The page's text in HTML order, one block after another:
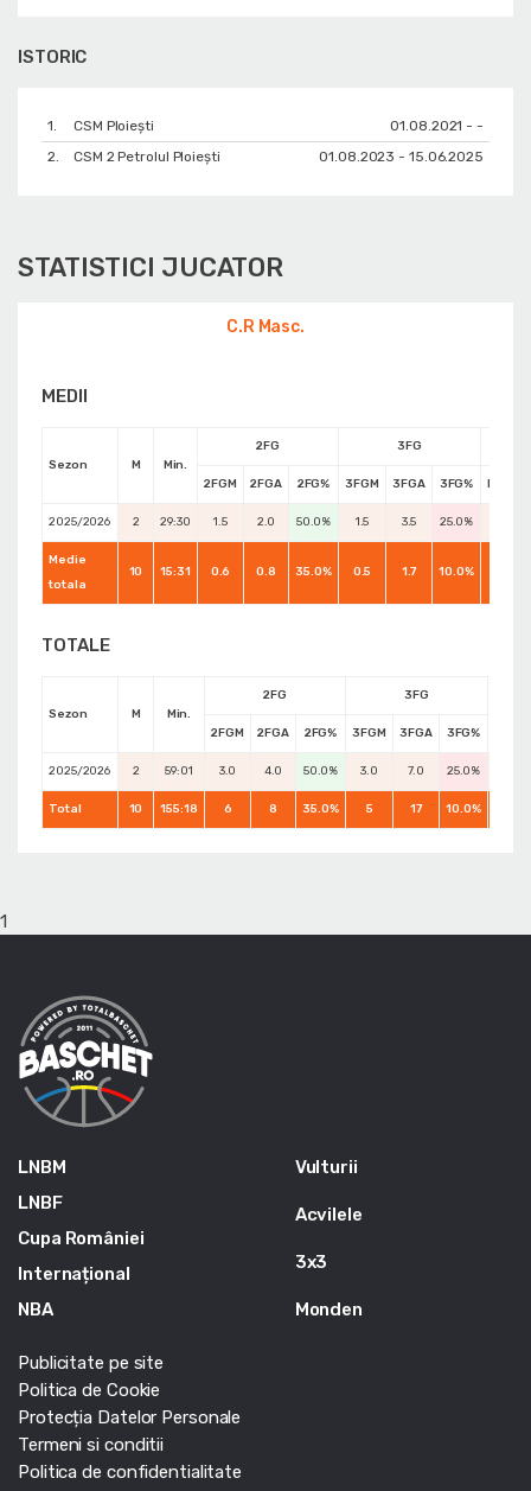
ISTORIC
1. CSM Ploiești
01.08.2021 - -
2.
CSM 2 Petrolul Ploiești 01.08.2023 - 15.06.2025
STATISTICI JUCATOR
C.R Masc.
MEDII
Sezon M Min.
2FG 3FG
2FGM 2FGA 2FG% 3FGM 3FGA 3FG% FTM
2025/2026 2 29:30 1.5 2.0 50.0% 1.5 3.5 25.0%
Medie
totala
10 15:31 0.6 0.8 35.0% 0.5 1.7 10.0%
TOTALE
Sezon M Min.
2FG 3FG
2FGM 2FGA 2FG% 3FGM 3FGA 3FG%
2025/2026 2 59:01 3.0 4.0 50.0% 3.0 7.0 25.0%
Total 10 155:18 6 8 35.0% 5 17 10.0%
1
LNBM
LNBF
Cupa României
Internațional
NBA
Vulturii
Acvilele
3x3
Monden
Publicitate pe site
Politica de Cookie
Protecția Datelor Personale
Termeni si conditii
Politica de confidentialitate